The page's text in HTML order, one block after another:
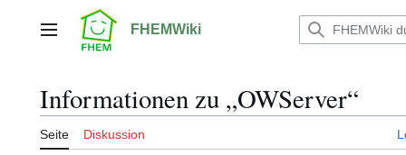
springenHauptmenü FHEMWiki
Informationen zu „OWServer“
Seite Diskussion